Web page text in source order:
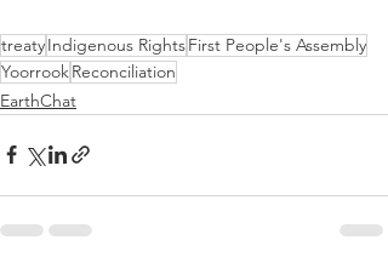
treatyIndigenous RightsFirst People's Assembly
YoorrookReconciliation
EarthChat